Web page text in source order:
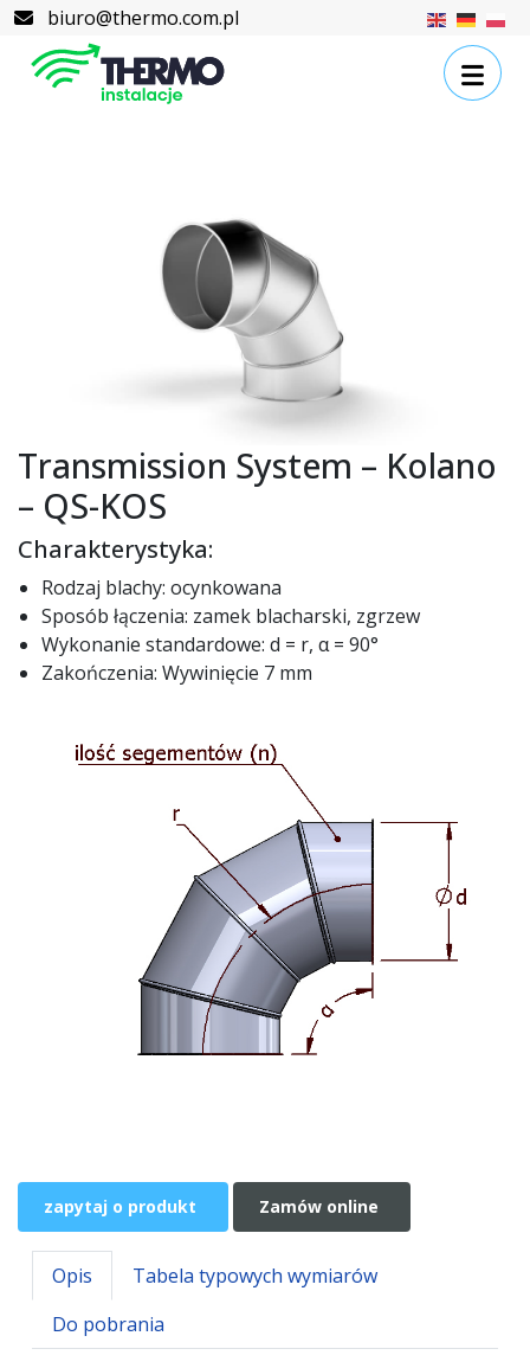
biuro@thermo.com.pl
Skip to content
Skip to footer
Transmission System – Kolano
– QS-KOS
Charakterystyka:
Rodzaj blachy: ocynkowana
Sposób łączenia: zamek blacharski, zgrzew
Wykonanie standardowe: d = r, α = 90°
Zakończenia: Wywinięcie 7 mm
zapytaj o produkt Zamów online
Opis
Tabela typowych wymiarów
Do pobrania